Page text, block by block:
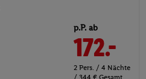
p.P. ab
172.-
2 Pers. / 4 Nächte
/ 344 € Gesamt